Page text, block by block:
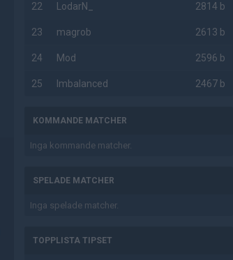
22 LodarN_ 2814 b
23 magrob 2613 b
24 Mod 2596 b
25 Imbalanced 2467 b
KOMMANDE MATCHER
Inga kommande matcher.
SPELADE MATCHER
Inga spelade matcher.
TOPPLISTA TIPSET